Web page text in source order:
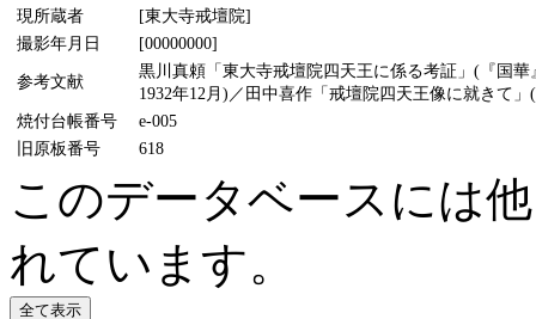
現所蔵者
[東大寺戒壇院]
撮影年月日
[00000000]
参考文献
黒川真頼「東大寺戒壇院四天王に係る考証」(『国
1932年12月)／田中喜作「戒壇院四天王像に就きて
焼付台帳番号
e-005
旧原板番号
618
このデータベースには
れています。